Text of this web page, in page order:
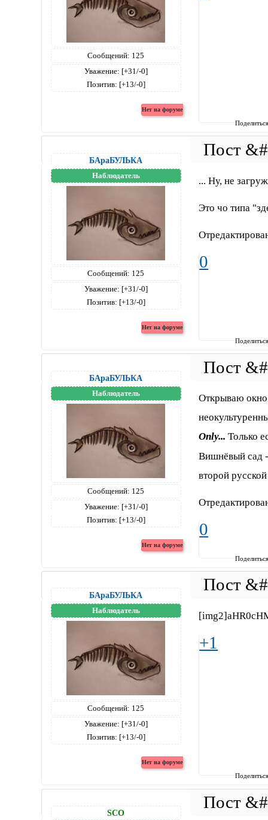
Сообщений: 125
Уважение: [+31/-0]
Позитив: [+13/-0]
БАраБУЛЬКА
Наблюдатель
Сообщений: 125
Уважение: [+31/-0]
Позитив: [+13/-0]
... Ну, не
Это чо типа
0
БАраБУЛЬКА
Наблюдатель
Сообщений: 125
Уважение: [+31/-0]
Позитив: [+13/-0]
Открываю окно
Only... Только
Вишнёвый сад
второй
0
БАраБУЛЬКА
Наблюдатель
Сообщений: 125
Уважение: [+31/-0]
Позитив: [+13/-0]
+1
SCO